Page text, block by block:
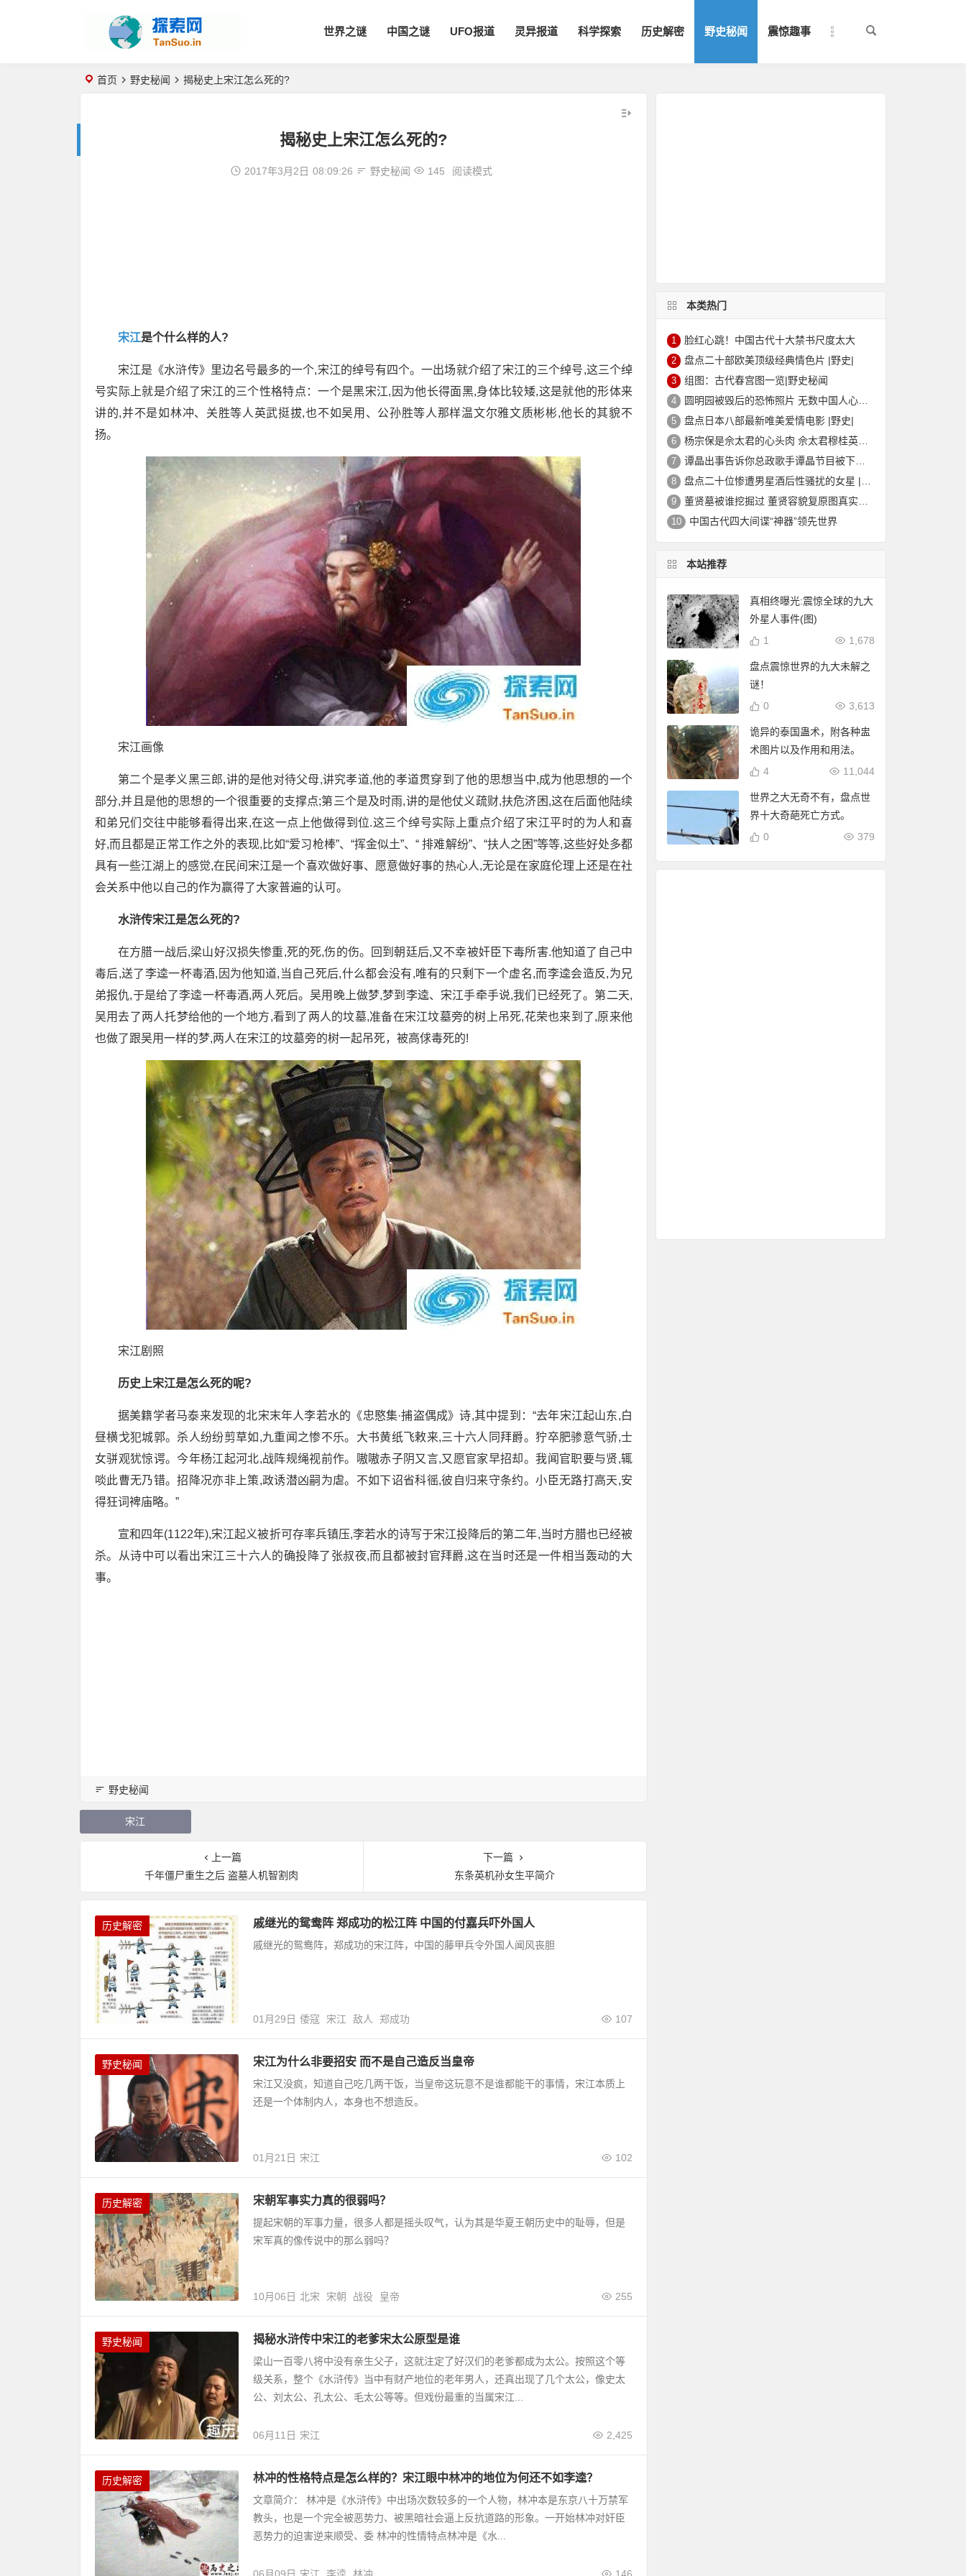
世界之谜 中国之谜 UFO报道 灵异报道 科学探索 历史解密 野史秘闻 震惊趣事
首页 野史秘闻 揭秘史上宋江怎么死的?
揭秘史上宋江怎么死的?
2017年3月2日 08:09:26 野史秘闻 145 阅读模式
宋江是个什么样的人?
宋江是《水浒传》里边名号最多的一个,宋江的绰号有四个。一出场就介绍了宋江的三个绰号,这三个绰
号实际上就是介绍了宋江的三个性格特点：一个是黑宋江,因为他长得面黑,身体比较矮,这是就他的形体来
讲的,并不是如林冲、关胜等人英武挺拔,也不如吴用、公孙胜等人那样温文尔雅文质彬彬,他长的其貌不
扬。
宋江画像
第二个是孝义黑三郎,讲的是他对待父母,讲究孝道,他的孝道贯穿到了他的思想当中,成为他思想的一个
部分,并且是他的思想的一个很重要的支撑点;第三个是及时雨,讲的是他仗义疏财,扶危济困,这在后面他陆续
和弟兄们交往中能够看得出来,在这一点上他做得到位.这三个绰号实际上重点介绍了宋江平时的为人和喜
好,而且都是正常工作之外的表现,比如“爱习枪棒”、“挥金似土”、“ 排难解纷”、“扶人之困”等等,这些好处多都
具有一些江湖上的感觉,在民间宋江是一个喜欢做好事、愿意做好事的热心人,无论是在家庭伦理上还是在社
会关系中他以自己的作为赢得了大家普遍的认可。
水浒传宋江是怎么死的?
在方腊一战后,梁山好汉损失惨重,死的死,伤的伤。回到朝廷后,又不幸被奸臣下毒所害.他知道了自己中
毒后,送了李逵一杯毒酒,因为他知道,当自己死后,什么都会没有,唯有的只剩下一个虚名,而李逵会造反,为兄
弟报仇,于是给了李逵一杯毒酒,两人死后。吴用晚上做梦,梦到李逵、宋江手牵手说,我们已经死了。第二天,
吴用去了两人托梦给他的一个地方,看到了两人的坟墓,准备在宋江坟墓旁的树上吊死,花荣也来到了,原来他
也做了跟吴用一样的梦,两人在宋江的坟墓旁的树一起吊死，被高俅毒死的!
宋江剧照
历史上宋江是怎么死的呢?
据美籍学者马泰来发现的北宋末年人李若水的《忠愍集·捕盗偶成》诗,其中提到：“去年宋江起山东,白
昼横戈犯城郭。杀人纷纷剪草如,九重闻之惨不乐。大书黄纸飞敕来,三十六人同拜爵。狞卒肥骖意气骄,士
女骈观犹惊谔。今年杨江起河北,战阵规绳视前作。嗷嗷赤子阴又言,又愿官家早招却。我闻官职要与贤,辄
啖此曹无乃错。招降况亦非上策,政诱潜凶嗣为虐。不如下诏省科徭,彼自归来守条约。小臣无路打高天,安
得狂词裨庙略。”
宣和四年(1122年),宋江起义被折可存率兵镇压,李若水的诗写于宋江投降后的第二年,当时方腊也已经被
杀。从诗中可以看出宋江三十六人的确投降了张叔夜,而且都被封官拜爵,这在当时还是一件相当轰动的大
事。
野史秘闻
宋江
上一篇
千年僵尸重生之后 盗墓人机智割肉
下一篇
东条英机孙女生平简介
历史解密 戚继光的鸳鸯阵 郑成功的松江阵 中国的付嘉兵吓外国人
戚继光的鸳鸯阵，郑成功的宋江阵，中国的藤甲兵令外国人闻风丧胆
01月29日 107
倭寇 宋江 敌人 郑成功
野史秘闻 宋江为什么非要招安 而不是自己造反当皇帝
宋江又没疯，知道自己吃几两干饭，当皇帝这玩意不是谁都能干的事情，宋江本质上
还是一个体制内人，本身也不想造反。
01月21日 102
宋江
历史解密 宋朝军事实力真的很弱吗？
提起宋朝的军事力量，很多人都是摇头叹气，认为其是华夏王朝历史中的耻辱，但是
宋军真的像传说中的那么弱吗？
10月06日 255
北宋 宋朝 战役 皇帝
野史秘闻 揭秘水浒传中宋江的老爹宋太公原型是谁
梁山一百零八将中没有亲生父子，这就注定了好汉们的老爹都成为太公。按照这个等
级关系，整个《水浒传》当中有财产地位的老年男人，还真出现了几个太公，像史太
公、刘太公、孔太公、毛太公等等。但戏份最重的当属宋江...
06月11日 2,425
宋江
历史解密 林冲的性格特点是怎么样的？宋江眼中林冲的地位为何还不如李逵？
文章简介： 林冲是《水浒传》中出场次数较多的一个人物，林冲本是东京八十万禁军
教头，也是一个完全被恶势力、被黑暗社会逼上反抗道路的形象。一开始林冲对奸臣
恶势力的迫害逆来顺受、委 林冲的性情特点林冲是《水...
本类热门
1 脸红心跳！中国古代十大禁书尺度太大
2 盘点二十部欧美顶级经典情色片 |野史|
3 组图：古代春宫图一览|野史秘闻
4 圆明园被毁后的恐怖照片 无数中国人心中的痛
5 盘点日本八部最新唯美爱情电影 |野史|
6 杨宗保是佘太君的心头肉 佘太君穆桂英的故事|野史秘闻
7 谭晶出事告诉你总政歌手谭晶节目被下架的真相
8 盘点二十位惨遭男星酒后性骚扰的女星 |野史|
9 董贤墓被谁挖掘过 董贤容貌复原图真实外貌|野史秘闻
10 中国古代四大间谍“神器”领先世界
本站推荐
真相终曝光:震惊全球的九大
外星人事件(图)
1,678
1
盘点震惊世界的九大未解之
谜！
3,613
0
诡异的泰国蛊术，附各种盅
术图片以及作用和用法。
11,044
4
世界之大无奇不有，盘点世
界十大奇葩死亡方式。
379
0